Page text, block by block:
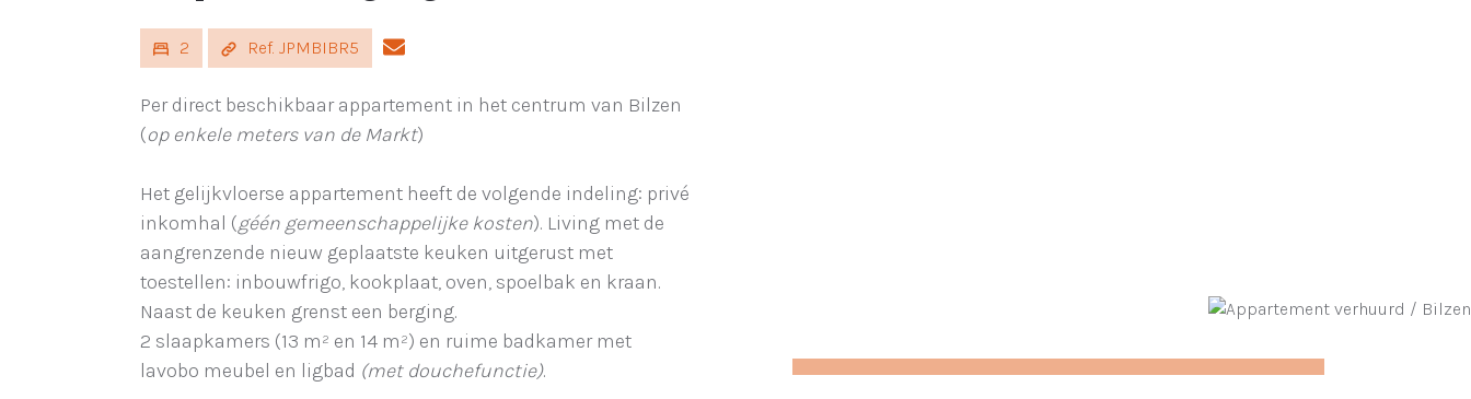
2 Ref. JPMBIBR5
Per direct beschikbaar appartement in het centrum van Bilzen
(op enkele meters van de Markt)
Het gelijkvloerse appartement heeft de volgende indeling: privé
inkomhal (géén gemeenschappelijke kosten). Living met de
aangrenzende nieuw geplaatste keuken uitgerust met
toestellen: inbouwfrigo, kookplaat, oven, spoelbak en kraan.
Naast de keuken grenst een berging.
2 slaapkamers (13 m² en 14 m²) en ruime badkamer met
lavobo meubel en ligbad (met douchefunctie).